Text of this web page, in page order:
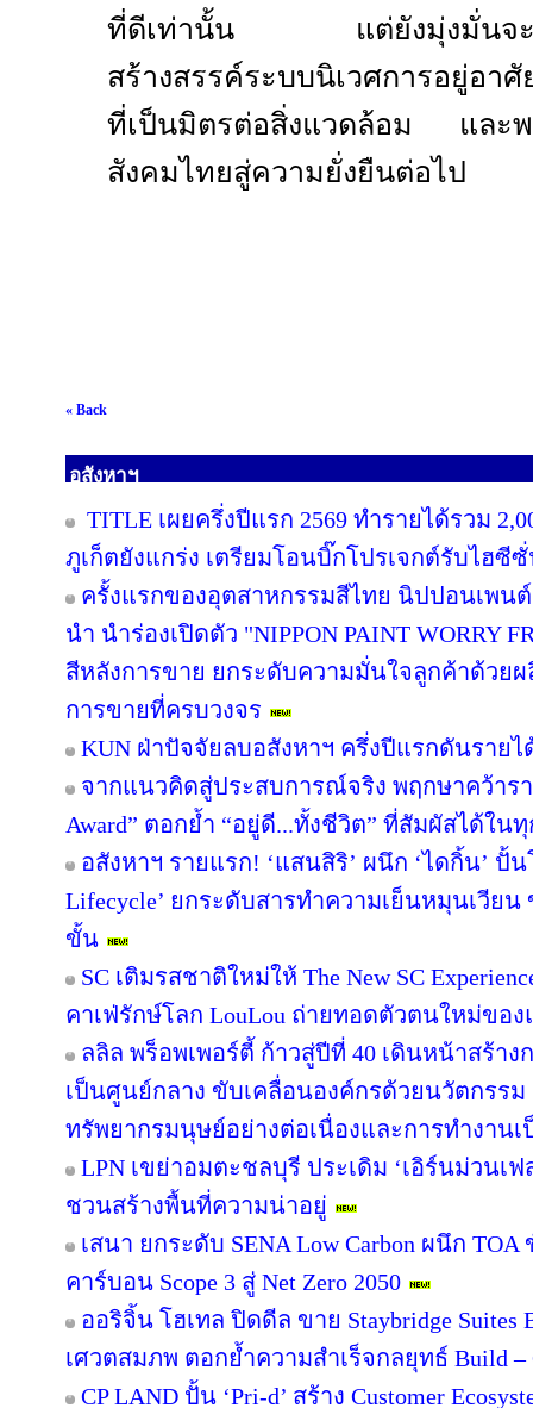
ที่ดีเท่านั้น แต่ยังมุ่งมั่นจะเ
สร้างสรรค์ระบบนิเวศการอยู่อา
ที่เป็นมิตรต่อสิ่งแวดล้อม และพ
สังคมไทยสู่ความยั่งยืนต่อไป
« Back
อสังหาฯ
TITLE เผยครึ่งปีแรก 2569 ทำรายได้รวม
ภูเก็ตยังแกร่ง เตรียมโอนบิ๊กโปรเจกต์รับไฮซี
ครั้งแรกของอุตสาหกรรมสีไทย นิปปอนเพน
นำ นำร่องเปิดตัว "NIPPON PAINT
สีหลังการขาย ยกระดับความมั่นใจลูกค้าด้ว
การขายที่ครบวงจร
KUN ฝ่าปัจจัยลบอสังหาฯ ครึ่งปีแรกดันรายไ
จากแนวคิดสู่ประสบการณ์จริง พฤกษาคว้ารา
Award” ตอกย้ำ “อยู่ดี...ทั้งชีวิต” ที่สัมผัสได้ใน
อสังหาฯ รายแรก! ‘แสนสิริ’ ผนึก ‘ไดกิ้น’ ปั้น
Lifecycle’ ยกระดับสารทำความเย็นหมุนเวียน
ขั้น
SC เติมรสชาติใหม่ให้ The New SC
คาเฟ่รักษ์โลก LouLou ถ่ายทอดตัวตนใหม่ขอ
ลลิล พร็อพเพอร์ตี้ ก้าวสู่ปีที่ 40 เดินหน้าสร้า
เป็นศูนย์กลาง ขับเคลื่อนองค์กรด้วยนวัตกรร
ทรัพยากรมนุษย์อย่างต่อเนื่องและการทำงาน
LPN เขย่าอมตะชลบุรี ประเดิม ‘เอิร์นม่วนเฟ
ชวนสร้างพื้นที่ความน่าอยู่
เสนา ยกระดับ SENA Low Carbon ผนึก TOA
คาร์บอน Scope 3 สู่ Net Zero 2050
ออริจิ้น โฮเทล ปิดดีล ขาย Staybridge Suites
เศวตสมภพ ตอกย้ำความสำเร็จกลยุทธ์ Build –
CP LAND ปั้น ‘Pri-d’ สร้าง Customer